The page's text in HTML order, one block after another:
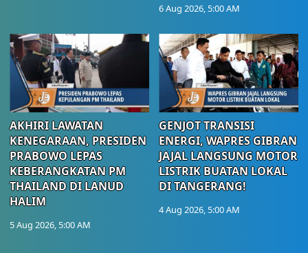
6 Aug 2026, 5:00 AM
AKHIRI LAWATAN
KENEGARAAN, PRESIDEN
PRABOWO LEPAS
KEBERANGKATAN PM
THAILAND DI LANUD
HALIM
5 Aug 2026, 5:00 AM
GENJOT TRANSISI
ENERGI, WAPRES GIBRAN
JAJAL LANGSUNG MOTOR
LISTRIK BUATAN LOKAL
DI TANGERANG!
4 Aug 2026, 5:00 AM